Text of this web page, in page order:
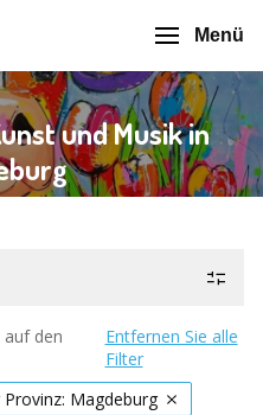
Menü
und Musik in
auf den
Entfernen Sie alle
Filter
Magdeburg